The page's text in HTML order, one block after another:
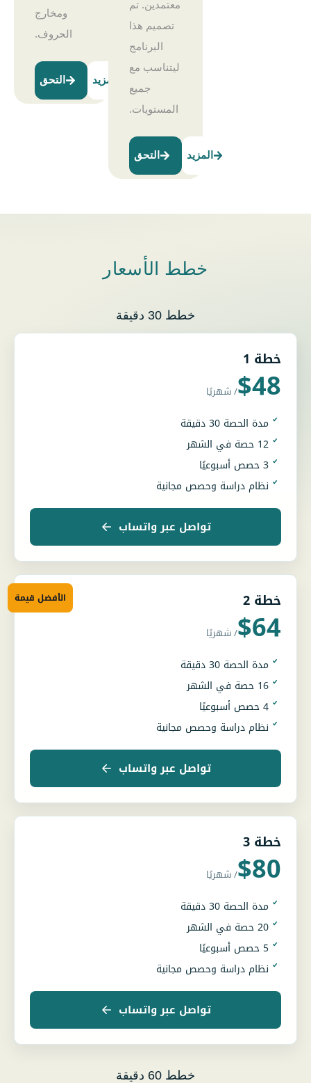
ومخارج
الحروف.
التحق المزيد
معتمدين. تم
تصميم هذا
البرنامج
ليتناسب مع
جميع
المستويات.
التحق المزيد
خطط الأسعار
خطط 30 دقيقة
خطة 1
$48/ شهريًا
مدة الحصة 30 دقيقة
12 حصة في الشهر
3 حصص أسبوعيًا
نظام دراسة وحصص مجانية
تواصل عبر واتساب
الأفضل قيمة خطة 2
$64/ شهريًا
مدة الحصة 30 دقيقة
16 حصة في الشهر
4 حصص أسبوعيًا
نظام دراسة وحصص مجانية
تواصل عبر واتساب
خطة 3
$80/ شهريًا
مدة الحصة 30 دقيقة
20 حصة في الشهر
5 حصص أسبوعيًا
نظام دراسة وحصص مجانية
تواصل عبر واتساب
خطط 60 دقيقة